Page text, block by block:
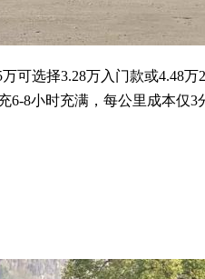
可选择3.28万入门款或4.48
6-8小时充满，每公里成本仅3